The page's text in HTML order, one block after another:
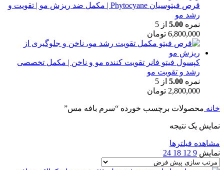
قرص فیتوسیان Phytocyane | مکمل ضد ریزش مو | تقویت و
رشد مو
نمره 5.00 از 5
6,800,000 تومان
کپسول فیتو فانر تقویت کننده مو و ناخن | مکمل تخصصی
رشد و تقویت مو
نمره 5.00 از 5
2,800,000 تومان
خانه محصولات برچسب خورده “سرم بافه مس”
نمایش یک نتیجه
مشاهده فیلترها
نمایش 9
12
18
24